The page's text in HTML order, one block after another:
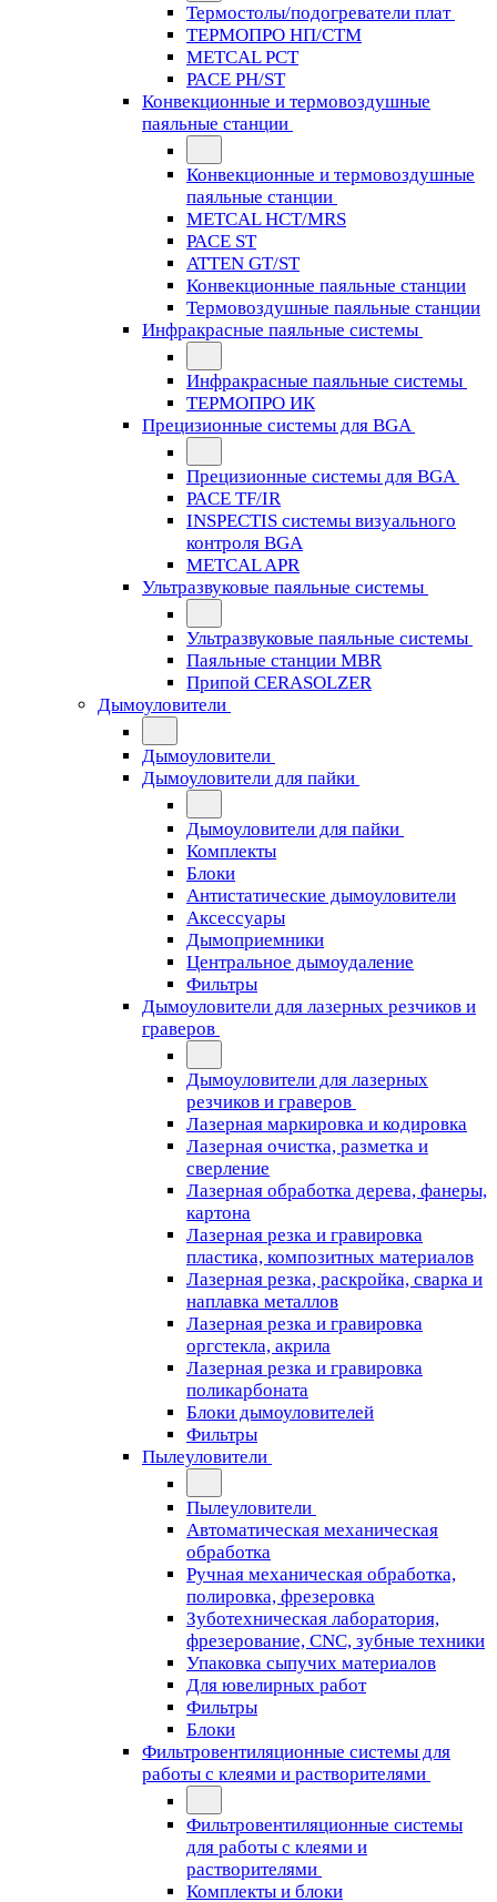
Термостолы/подогреватели плат
ТЕРМОПРО НП/СТМ
METCAL PCT
PACE PH/ST
Конвекционные и термовоздушные
паяльные станции
Конвекционные и термовоздушные
паяльные станции
METCAL HCT/MRS
PACE ST
ATTEN GT/ST
Конвекционные паяльные станции
Термовоздушные паяльные станции
Инфракрасные паяльные системы
Инфракрасные паяльные системы
ТЕРМОПРО ИК
Прецизионные системы для BGA
Прецизионные системы для BGA
PACE TF/IR
INSPECTIS системы визуального
контроля BGA
METCAL APR
Ультразвуковые паяльные системы
Ультразвуковые паяльные системы
Паяльные станции MBR
Припой CERASOLZER
Дымоуловители
Дымоуловители
Дымоуловители для пайки
Дымоуловители для пайки
Комплекты
Блоки
Антистатические дымоуловители
Аксессуары
Дымоприемники
Центральное дымоудаление
Фильтры
Дымоуловители для лазерных резчиков и
граверов
Дымоуловители для лазерных
резчиков и граверов
Лазерная маркировка и кодировка
Лазерная очистка, разметка и
сверление
Лазерная обработка дерева, фанеры,
картона
Лазерная резка и гравировка
пластика, композитных материалов
Лазерная резка, раскройка, сварка и
наплавка металлов
Лазерная резка и гравировка
оргстекла, акрила
Лазерная резка и гравировка
поликарбоната
Блоки дымоуловителей
Фильтры
Пылеуловители
Пылеуловители
Автоматическая механическая
обработка
Ручная механическая обработка,
полировка, фрезеровка
Зуботехническая лаборатория,
фрезерование, CNC, зубные техники
Упаковка сыпучих материалов
Для ювелирных работ
Фильтры
Блоки
Фильтровентиляционные системы для
работы с клеями и растворителями
Фильтровентиляционные системы
для работы с клеями и
растворителями
Комплекты и блоки